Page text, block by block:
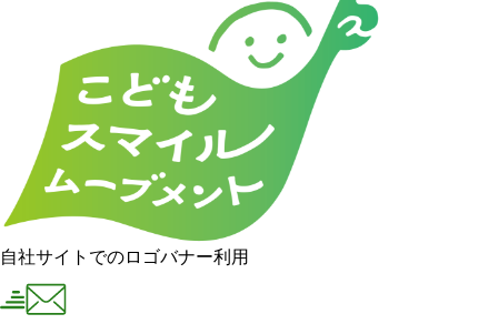
自社サイトでのロゴバナー利用